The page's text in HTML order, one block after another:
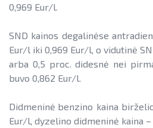
0,969 Eur/l.
SND kainos degalinėse
Eur/l iki 0,969 Eur/l, o vidutinė
arba 0,5 proc. didesnė nei
buvo 0,862 Eur/l.
Didmeninė benzino kaina
Eur/l, dyzelino didmeninė kaina –